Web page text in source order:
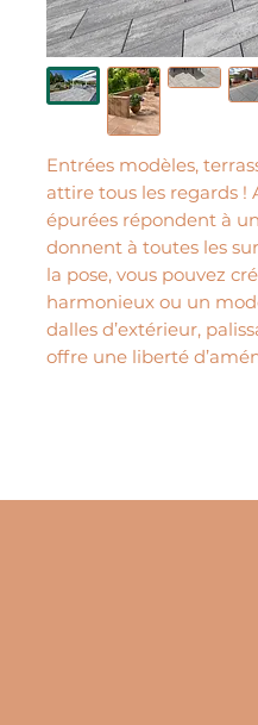
Entrées modèles,
attire tous les regards !
épurées répondent à
donnent à toutes les
la pose, vous pouvez
harmonieux ou un
dalles d’extérieur,
offre une liberté